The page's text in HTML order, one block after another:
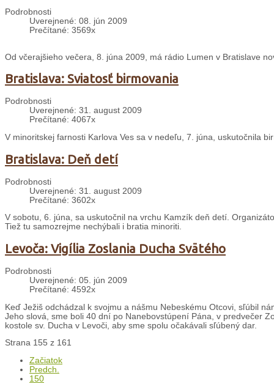
Podrobnosti
Uverejnené: 08. jún 2009
Prečítané: 3569x
Od včerajšieho večera, 8. júna 2009, má rádio Lumen v Bratislave
Bratislava: Sviatosť birmovania
Podrobnosti
Uverejnené: 31. august 2009
Prečítané: 4067x
V minoritskej farnosti Karlova Ves sa v nedeľu, 7. júna, uskutočnila
Bratislava: Deň detí
Podrobnosti
Uverejnené: 31. august 2009
Prečítané: 3602x
V sobotu, 6. júna, sa uskutočnil na vrchu Kamzík deň detí.
Tiež tu samozrejme nechýbali i bratia minoriti.
Levoča: Vigília Zoslania Ducha Svätého
Podrobnosti
Uverejnené: 05. jún 2009
Prečítané: 4592x
Keď Ježiš odchádzal k svojmu a nášmu Nebeskému Otcovi, sľúbil
Jeho slová, sme boli 40 dní po Nanebovstúpení Pána, v predvečer
kostole sv. Ducha v Levoči, aby sme spolu očakávali sľúbený dar.
Strana 155 z 161
Začiatok
Predch.
150